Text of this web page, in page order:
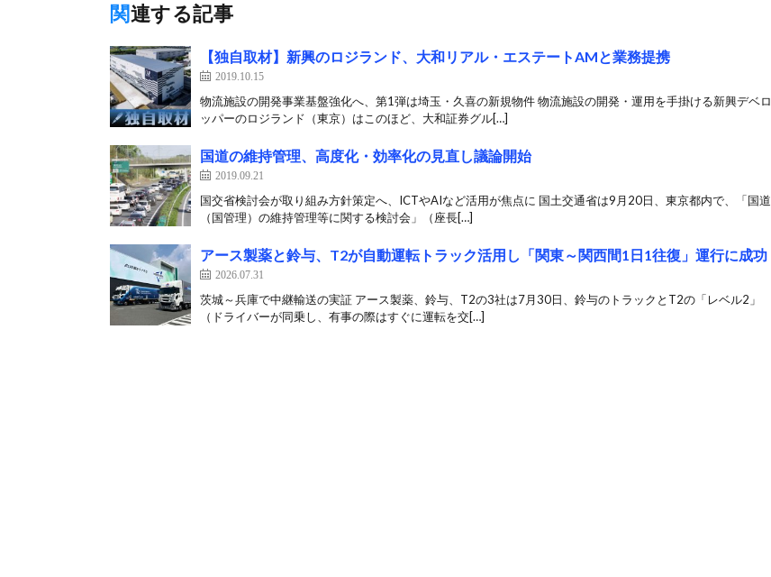
関連する記事
【独自取材】新興のロジランド、大和リアル・エステートAMと業務提携
2019.10.15
物流施設の開発事業基盤強化へ、第1弾は埼玉・久喜の新規物件 物流施設の開発・運用を手掛ける新興デベロ
ッパーのロジランド（東京）はこのほど、大和証券グル[…]
国道の維持管理、高度化・効率化の見直し議論開始
2019.09.21
国交省検討会が取り組み方針策定へ、ICTやAIなど活用が焦点に 国土交通省は9月20日、東京都内で、「国道
（国管理）の維持管理等に関する検討会」（座長[…]
アース製薬と鈴与、T2が自動運転トラック活用し「関東～関西間1日1往復」運行に成功
2026.07.31
茨城～兵庫で中継輸送の実証 アース製薬、鈴与、T2の3社は7月30日、鈴与のトラックとT2の「レベル2」
（ドライバーが同乗し、有事の際はすぐに運転を交[…]